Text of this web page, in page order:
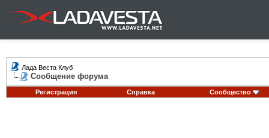
Лада Веста Клуб
Сообщение форума
Регистрация Справка Сообщество